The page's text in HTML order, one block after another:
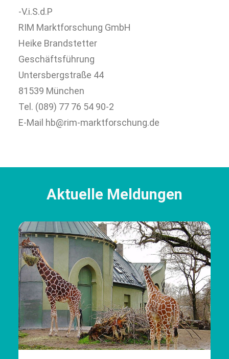
-V.i.S.d.P
RIM Marktforschung GmbH
Heike Brandstetter
Geschäftsführung
Untersbergstraße 44
81539 München
Tel. (089) 77 76 54 90-2
E-Mail hb@rim-marktforschung.de
Aktuelle Meldungen